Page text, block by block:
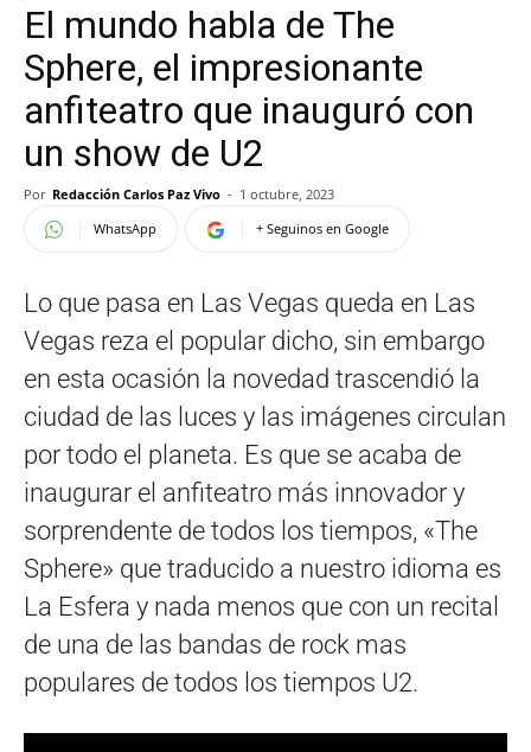
El mundo habla de The
Sphere, el impresionante
anfiteatro que inauguró con
un show de U2
Por Redacción Carlos Paz Vivo - 1 octubre, 2023
WhatsApp
+ Seguinos en Google
Lo que pasa en Las Vegas queda en Las
Vegas reza el popular dicho, sin embargo
en esta ocasión la novedad trascendió la
ciudad de las luces y las imágenes circulan
por todo el planeta. Es que se acaba de
inaugurar el anfiteatro más innovador y
sorprendente de todos los tiempos, «The
Sphere» que traducido a nuestro idioma es
La Esfera y nada menos que con un recital
de una de las bandas de rock mas
populares de todos los tiempos U2.